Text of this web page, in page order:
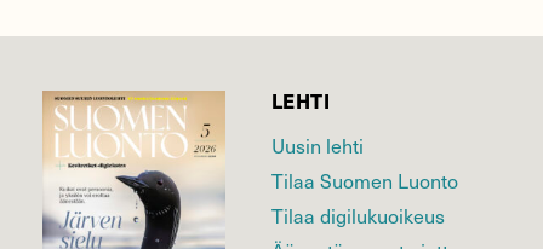
LEHTI
Uusin lehti
Tilaa Suomen Luonto
Tilaa digilukuoikeus